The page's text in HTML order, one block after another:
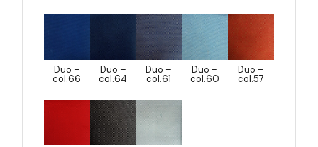
Duo –
col.66
Duo –
col.64
Duo –
col.61
Duo –
col.60
Duo –
col.57